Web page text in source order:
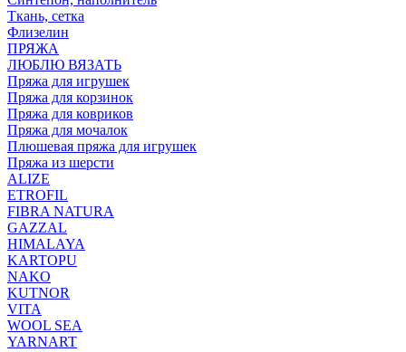
Ткань, сетка
Флизелин
ПРЯЖА
ЛЮБЛЮ ВЯЗАТЬ
Пряжа для игрушек
Пряжа для корзинок
Пряжа для ковриков
Пряжа для мочалок
Плюшевая пряжа для игрушек
Пряжа из шерсти
ALIZE
ETROFIL
FIBRA NATURA
GAZZAL
HIMALAYA
KARTOPU
NAKO
KUTNOR
VITA
WOOL SEA
YARNART